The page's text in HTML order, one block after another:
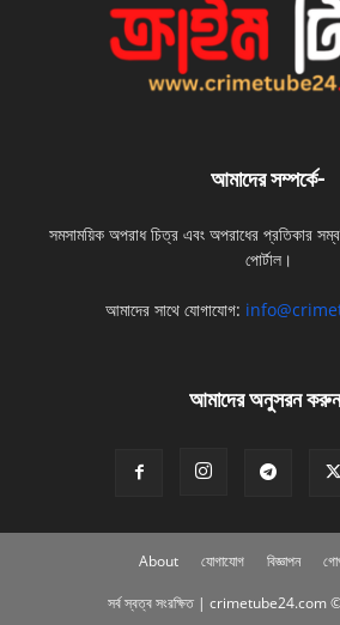
আমাদের সম্পর্কে-
সমসাময়িক অপরাধ চিত্র এবং অপরাধের প্রতিকার
পোর্টাল।
আমাদের সাথে যোগাযোগ:
আমাদের অনুসরন
About যোগাযোগ বিজ্ঞাপন
সর্ব স্বত্ব সংরক্ষিত |